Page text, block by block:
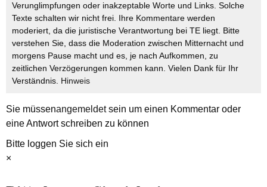
Verunglimpfungen oder inakzeptable Worte und Links. Solche
Texte schalten wir nicht frei. Ihre Kommentare werden
moderiert, da die juristische Verantwortung bei TE liegt. Bitte
verstehen Sie, dass die Moderation zwischen Mitternacht und
morgens Pause macht und es, je nach Aufkommen, zu
zeitlichen Verzögerungen kommen kann. Vielen Dank für Ihr
Verständnis. Hinweis
Sie müssenangemeldetsein um einen Kommentar oder
eine Antwort schreiben zu können
Bitte loggen Sie sich ein
×